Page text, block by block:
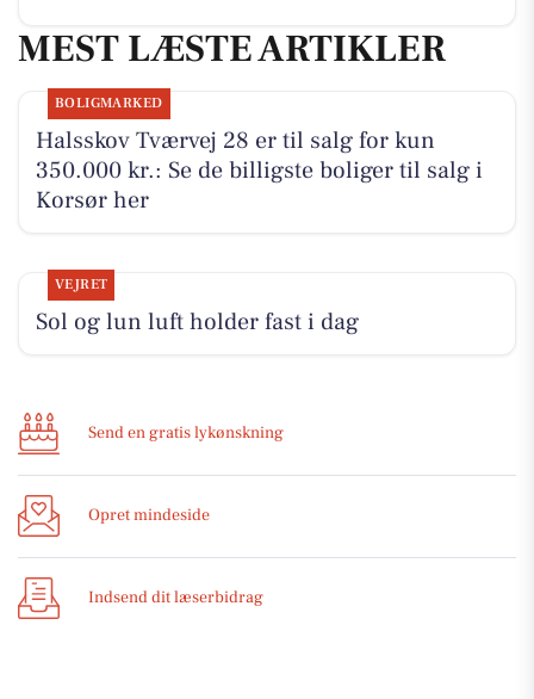
MEST LÆSTE ARTIKLER
BOLIGMARKED
Halsskov Tværvej 28 er til salg for kun
350.000 kr.: Se de billigste boliger til salg i
Korsør her
VEJRET
Sol og lun luft holder fast i dag
Send en gratis lykønskning
Opret mindeside
Indsend dit læserbidrag